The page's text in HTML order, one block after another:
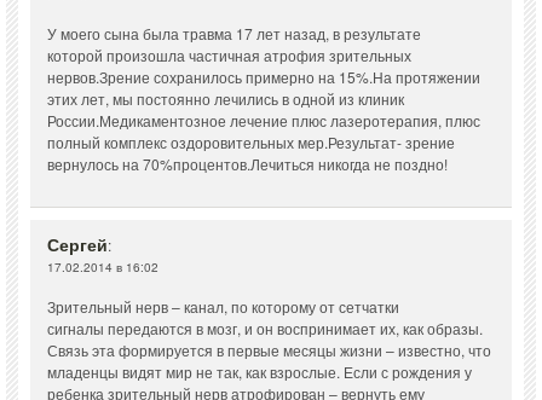
У моего сына была травма 17 лет назад, в результате
которой произошла частичная атрофия зрительных
нервов.Зрение сохранилось примерно на 15%.На протяжении
этих лет, мы постоянно лечились в одной из клиник
России.Медикаментозное лечение плюс лазеротерапия, плюс
полный комплекс оздоровительных мер.Результат- зрение
вернулось на 70%процентов.Лечиться никогда не поздно!
Сергей:
17.02.2014 в 16:02
Зрительный нерв – канал, по которому от сетчатки
сигналы передаются в мозг, и он воспринимает их, как образы.
Связь эта формируется в первые месяцы жизни – известно, что
младенцы видят мир не так, как взрослые. Если с рождения у
ребенка зрительный нерв атрофирован – вернуть ему